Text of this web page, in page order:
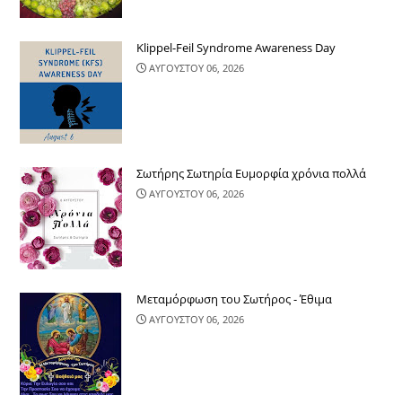
Klippel-Feil Syndrome Awareness Day
ΑΥΓΟΥΣΤΟΥ 06, 2026
Σωτήρης Σωτηρία Ευμορφία χρόνια πολλά
ΑΥΓΟΥΣΤΟΥ 06, 2026
Μεταμόρφωση του Σωτήρος - Έθιμα
ΑΥΓΟΥΣΤΟΥ 06, 2026